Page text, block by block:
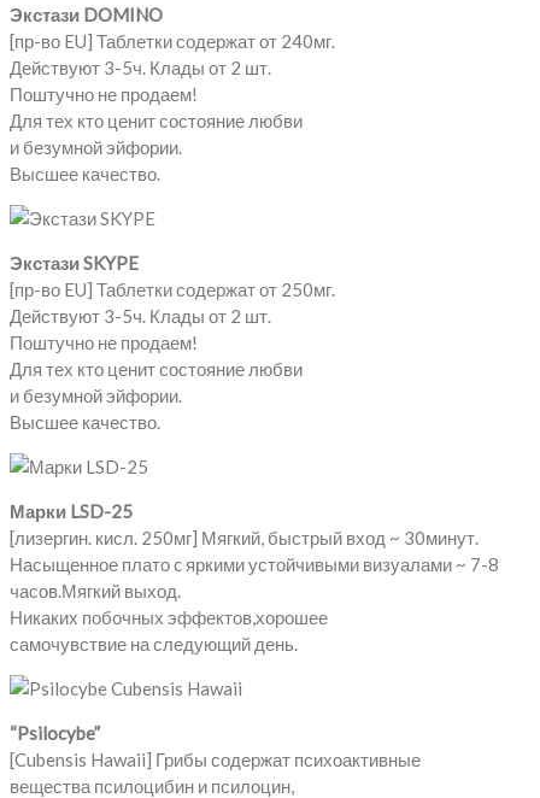
Экстази DOMINO
[пр-во EU] Таблетки содержат от 240мг.
Действуют 3-5ч. Клады от 2 шт.
Поштучно не продаем!
Для тех кто ценит состояние любви
и безумной эйфории.
Высшее качество.
Экстази SKYPE
[пр-во EU] Таблетки содержат от 250мг.
Действуют 3-5ч. Клады от 2 шт.
Поштучно не продаем!
Для тех кто ценит состояние любви
и безумной эйфории.
Высшее качество.
Марки LSD-25
[лизергин. кисл. 250мг] Мягкий, быстрый вход ~ 30минут.
Насыщенное плато c яркими устойчивыми визуалами ~ 7-8
часов.Мягкий выход.
Никаких побочных эффектов,хорошее
самочувствие на следующий день.
“Psilocybe”
[Cubensis Hawaii] Грибы содержат психоактивные
вещества псилоцибин и псилоцин,